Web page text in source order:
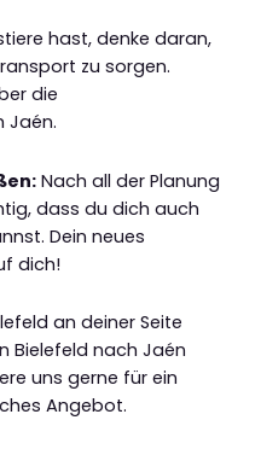
hast, denke daran,
zu sorgen.
die
Jaén.
Nach all der Planung
dass du dich auch
Dein neues
dich!
an deiner Seite
Bielefeld nach Jaén
uns gerne für ein
Angebot.